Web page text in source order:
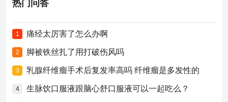
热门问答
1 痛经太厉害了怎么办啊
2 脚被铁丝扎了用打破伤风吗
3 乳腺纤维瘤手术后复发率高吗 纤维瘤是多发性的
4 生脉饮口服液跟脑心舒口服液可以一起吃么？